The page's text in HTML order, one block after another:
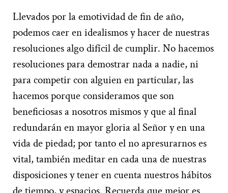
Llevados por la emotividad de fin de año,
podemos caer en idealismos y hacer de nuestras
resoluciones algo difícil de cumplir. No hacemos
resoluciones para demostrar nada a nadie, ni
para competir con alguien en particular, las
hacemos porque consideramos que son
beneficiosas a nosotros mismos y que al final
redundarán en mayor gloria al Señor y en una
vida de piedad; por tanto el no apresurarnos es
vital, también meditar en cada una de nuestras
disposiciones y tener en cuenta nuestros hábitos